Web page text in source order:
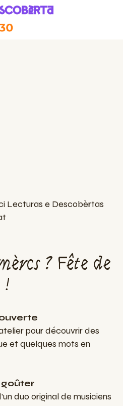
Lecturas e Descobèrtas
? Fête de
!
pour découvrir des
et quelques mots en
duo original de musiciens